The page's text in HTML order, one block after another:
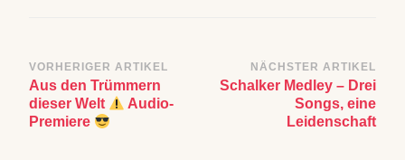
Beitragsnavigation
VORHERIGER ARTIKEL
Aus den Trümmern
dieser Welt
Audio-
Premiere
NÄCHSTER ARTIKEL
Schalker Medley – Drei
Songs, eine
Leidenschaft